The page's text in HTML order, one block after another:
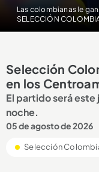
Las colombianas le
SELECCIÓN
Selección
en los
El partido será este
noche.
05 de agosto de 2026
Selección